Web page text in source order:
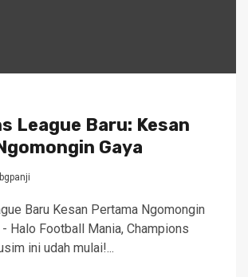
League Baru: Kesan
Gaya
bgpanji
Baru Kesan Pertama Ngomongin
- Halo Football Mania, Champions
ini udah mulai!...